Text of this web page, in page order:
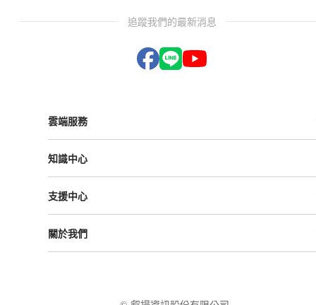
追蹤我們的最新消息
雲端服務
Vital NetZero
Vital Finance
Vital OD
知識中心
成功案例
支援中心
解決方案
關於我們